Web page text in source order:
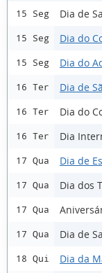
15 Seg Dia de
15 Seg Dia do
15 Seg Dia do
16 Ter Dia de
16 Ter Dia do
16 Ter Dia
17 Qua Dia de
17 Qua Dia dos
17 Qua
17 Qua Dia de
18 Qui Dia da